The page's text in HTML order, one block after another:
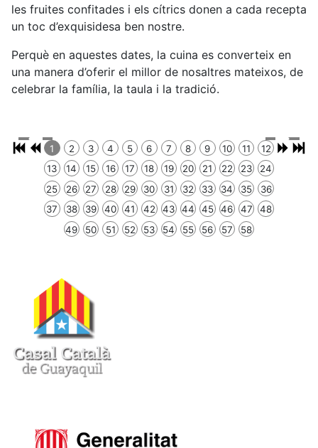
les fruites confitades i els cítrics donen a cada recepta
un toc d’exquisidesa ben nostre.
Perquè en aquestes dates, la cuina es converteix en
una manera d’oferir el millor de nosaltres mateixos, de
celebrar la família, la taula i la tradició.
1 2 3 4 5 6 7 8 9 10 11
12
13
14 15 16 17 18 19 20 21 22 23
24
25
26 27 28 29 30 31 32 33 34 35
36
37
38 39 40 41 42 43 44 45 46 47
48
49
50 51 52 53 54 55 56 57 58